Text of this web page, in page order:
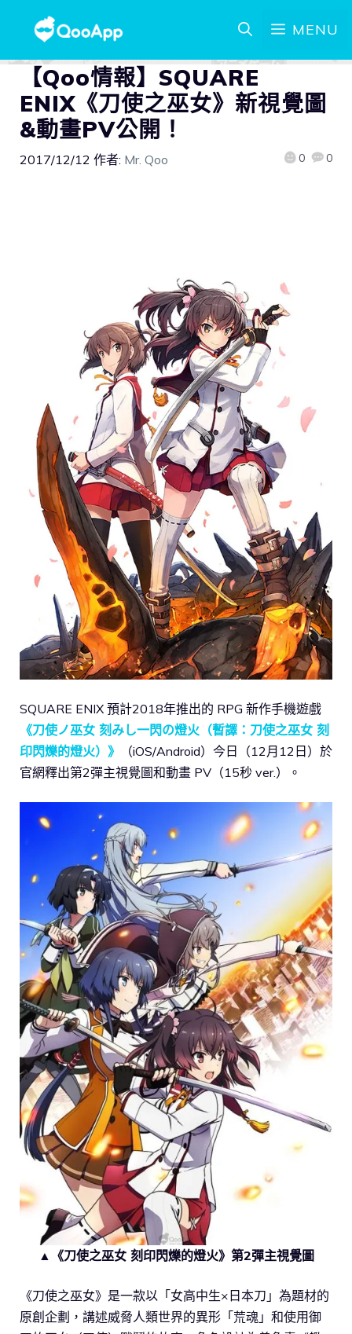
MENU
【Qoo情報】SQUARE
ENIX《刀使之巫女》新視覺圖
&動畫PV公開！
2017/12/12 作者: Mr. Qoo 0 0
SQUARE ENIX 預計2018年推出的 RPG 新作手機遊戲
《刀使ノ巫女 刻みし一閃の燈火（暫譯：刀使之巫女 刻
印閃爍的燈火）》
（iOS/Android）今日（12月12日）於
官網釋出第2彈主視覺圖和動畫 PV（15秒 ver.）。
▲《刀使之巫女 刻印閃爍的燈火》第2彈主視覺圖
《刀使之巫女》是一款以「女高中生×日本刀」為題材的
原創企劃，講述威脅人類世界的異形「荒魂」和使用御